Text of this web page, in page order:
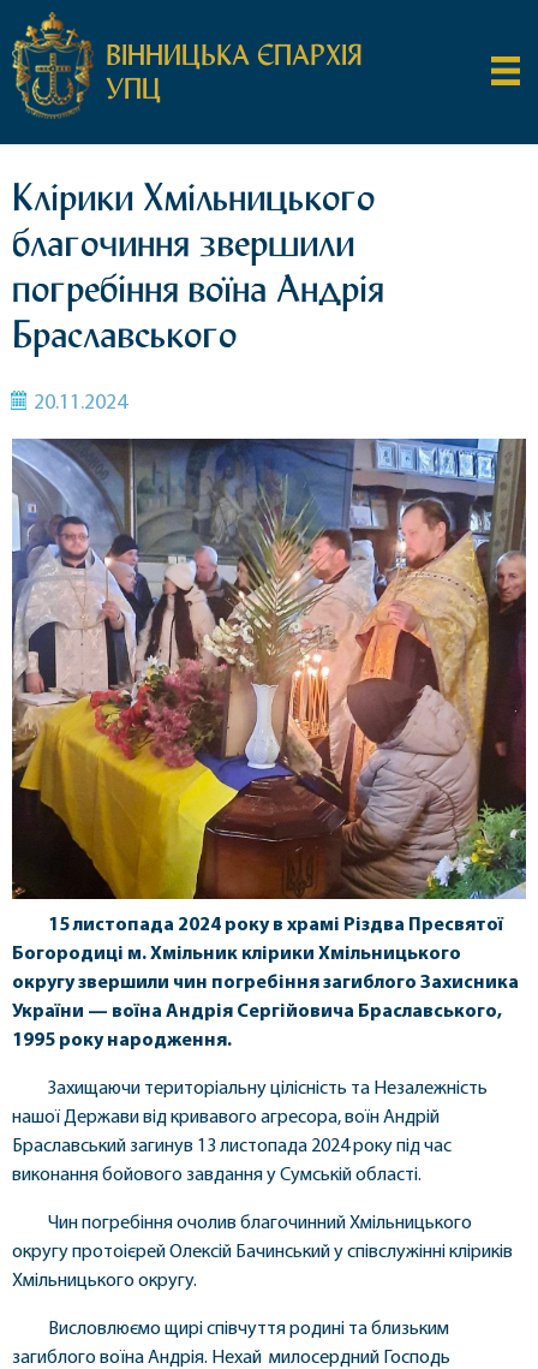
ВІННИЦЬКА ЄПАРХІЯ
УПЦ
Клірики Хмільницького
благочиння звершили
погребіння воїна Андрія
Браславського
20.11.2024
15 листопада 2024 року в храмі Різдва Пресвятої
Богородиці м. Хмільник клірики Хмільницького
округу звершили чин погребіння загиблого Захисника
України — воїна Андрія Сергійовича Браславського,
1995 року народження.
Захищаючи територіальну цілісність та Незалежність
нашої Держави від кривавого агресора, воїн Андрій
Браславський загинув 13 листопада 2024 року під час
виконання бойового завдання у Сумській області.
Чин погребіння очолив благочинний Хмільницького
округу протоієрей Олексій Бачинський у співслужінні кліриків
Хмільницького округу.
Висловлюємо щирі співчуття родині та близьким
загиблого воїна Андрія. Нехай милосердний Господь